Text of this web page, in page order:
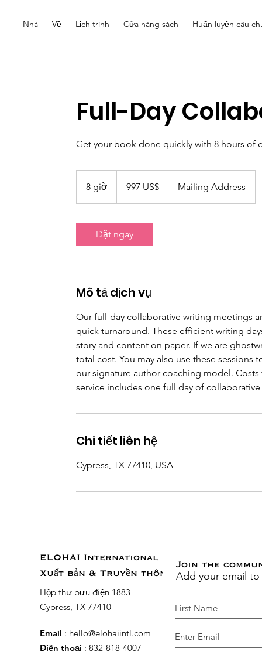
Nhà Về Lịch trình Cửa hàng sách Huấn luyện câu
Full-Day
Get your book done quickly with 8 hours of
8 giờ
g
997 US$ Mailing Address
Đặt ngay
Mô tả dịch vụ
Our full-day collaborative writing meetings
quick turnaround. These efficient writing
story and content on paper. If we are
total cost. You may also use these
our signature author coaching model.
service includes one full day of
Chi tiết liên hệ
Cypress, TX 77410, USA
ELOHAI International
Xuất bản & Truyền thông
Hộp thư bưu điện 1883
Cypress, TX 77410
Email : hello@elohaiintl.com
Điện thoại : 832-818-4007
Join the
Add your email